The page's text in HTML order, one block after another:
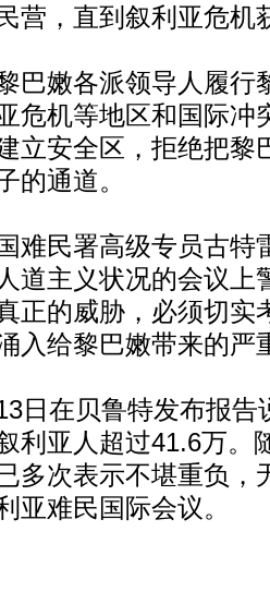
营，直到叙利亚危机
嫩各派领导人履行
危机等地区和国际冲
立安全区，拒绝把黎
的通道。
民署高级专员古特
道主义状况的会议上
正的威胁，必须切实
入给黎巴嫩带来的严
在贝鲁特发布报告
利亚人超过41.6万。
多次表示不堪重负，
亚难民国际会议。